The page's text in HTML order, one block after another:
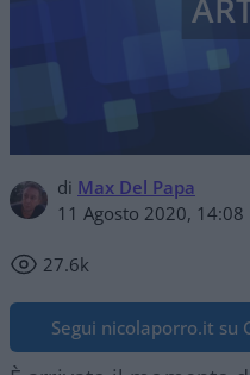
di Max Del Papa
11 Agosto 2020, 14:08
27.6k
Segui nicolaporro.it su